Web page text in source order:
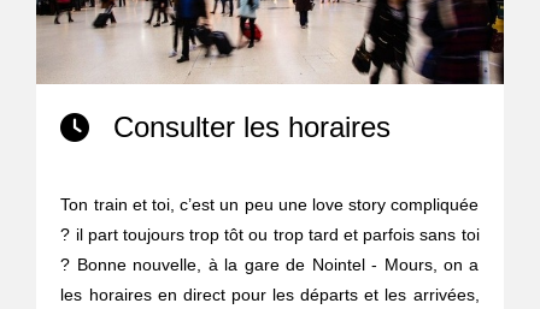
Consulter les horaires
Ton train et toi, c’est un peu une love story compliquée
? il part toujours trop tôt ou trop tard et parfois sans toi
? Bonne nouvelle, à la gare de Nointel - Mours, on a
les horaires en direct pour les départs et les arrivées,